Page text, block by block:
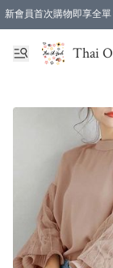
新會員首次購物即享全單
特選會員可享全單低至
Thai